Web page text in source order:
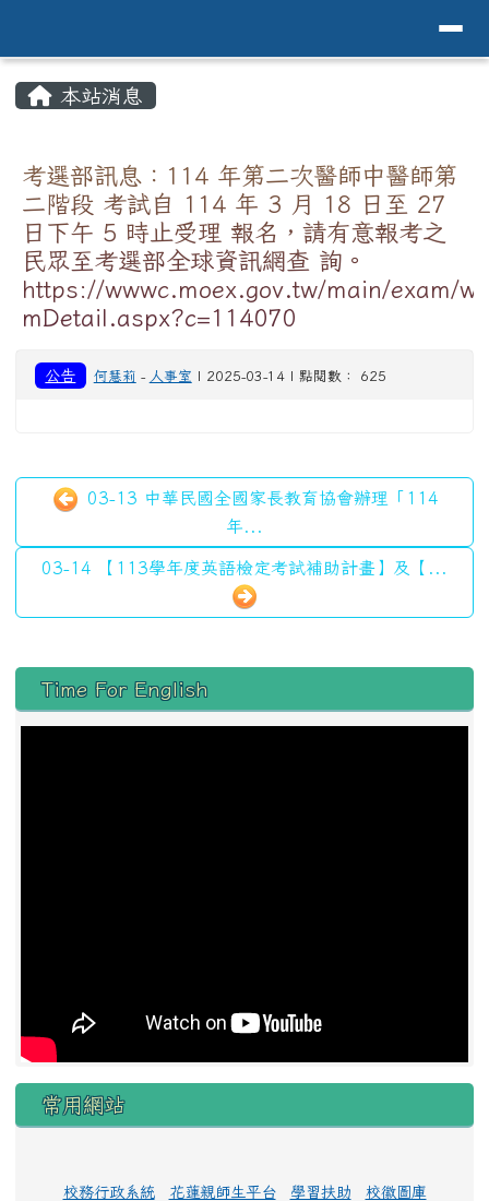
花蓮縣花蓮市中原國小全球資訊
本站消息
考選部訊息：114 年第二次醫師中醫師第
二階段 考試自 114 年 3 月 18 日至 27
日下午 5 時止受理 報名，請有意報考之
民眾至考選部全球資訊網查 詢。
https://wwwc.moex.gov.tw/main/exam/
mDetail.aspx?c=114070
公告 何慧莉 - 人事室 | 2025-03-14 | 點閱數： 625
03-13 中華民國全國家長教育協會辦理「114
年...
03-14 【113學年度英語檢定考試補助計畫】及【...
左邊區域內容
Time For English
常用網站
校務行政系統 花蓮親師生平台 學習扶助 校徽圖庫